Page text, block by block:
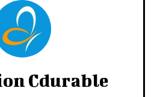
Cdurable